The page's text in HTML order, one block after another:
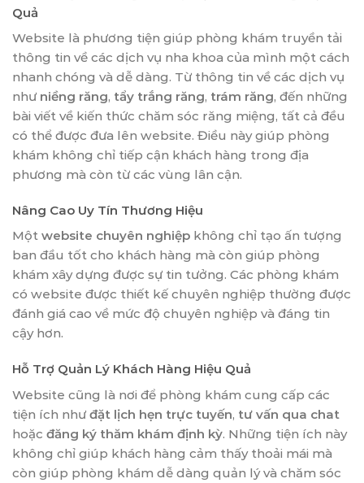
Quả
Website là phương tiện giúp phòng khám truyền tải
thông tin về các dịch vụ nha khoa của mình một cách
nhanh chóng và dễ dàng. Từ thông tin về các dịch vụ
như niềng răng, tẩy trắng răng, trám răng, đến những
bài viết về kiến thức chăm sóc răng miệng, tất cả đều
có thể được đưa lên website. Điều này giúp phòng
khám không chỉ tiếp cận khách hàng trong địa
phương mà còn từ các vùng lân cận.
Nâng Cao Uy Tín Thương Hiệu
Một website chuyên nghiệp không chỉ tạo ấn tượng
ban đầu tốt cho khách hàng mà còn giúp phòng
khám xây dựng được sự tin tưởng. Các phòng khám
có website được thiết kế chuyên nghiệp thường được
đánh giá cao về mức độ chuyên nghiệp và đáng tin
cậy hơn.
Hỗ Trợ Quản Lý Khách Hàng Hiệu Quả
Website cũng là nơi để phòng khám cung cấp các
tiện ích như đặt lịch hẹn trực tuyến, tư vấn qua chat
hoặc đăng ký thăm khám định kỳ. Những tiện ích này
không chỉ giúp khách hàng cảm thấy thoải mái mà
còn giúp phòng khám dễ dàng quản lý và chăm sóc